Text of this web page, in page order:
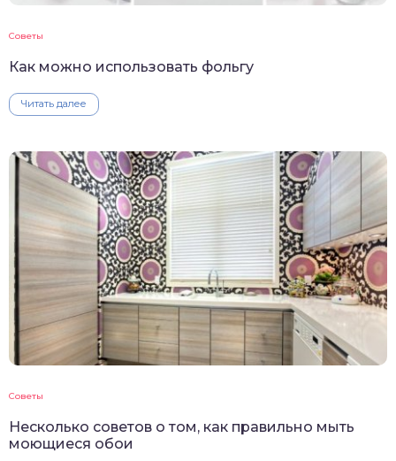
Советы
Как можно использовать фольгу
Читать далее
Советы
Несколько советов о том, как правильно мыть
моющиеся обои